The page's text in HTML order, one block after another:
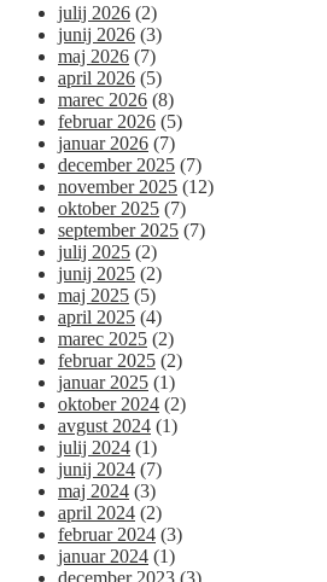
julij 2026 (2)
junij 2026 (3)
maj 2026 (7)
april 2026 (5)
marec 2026 (8)
februar 2026 (5)
januar 2026 (7)
december 2025 (7)
november 2025 (12)
oktober 2025 (7)
september 2025 (7)
julij 2025 (2)
junij 2025 (2)
maj 2025 (5)
april 2025 (4)
marec 2025 (2)
februar 2025 (2)
januar 2025 (1)
oktober 2024 (2)
avgust 2024 (1)
julij 2024 (1)
junij 2024 (7)
maj 2024 (3)
april 2024 (2)
februar 2024 (3)
januar 2024 (1)
december 2023 (3)